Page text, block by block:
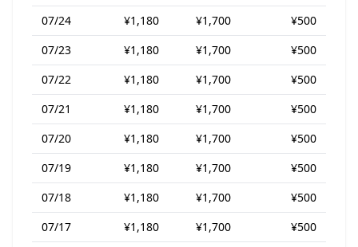
07/24
¥1,180 ¥1,700
¥500
07/23
¥1,180 ¥1,700
¥500
07/22
¥1,180 ¥1,700
¥500
07/21
¥1,180 ¥1,700
¥500
07/20
¥1,180 ¥1,700
¥500
07/19
¥1,180 ¥1,700
¥500
07/18
¥1,180 ¥1,700
¥500
07/17
¥1,180 ¥1,700
¥500